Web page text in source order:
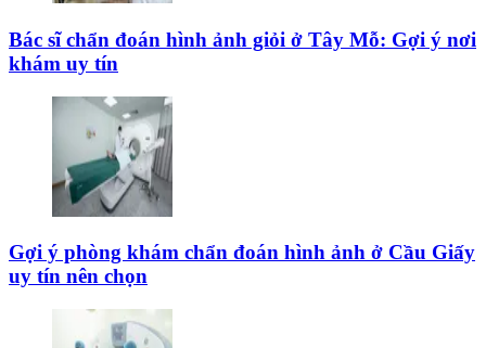
Bác sĩ chẩn đoán hình ảnh giỏi ở Tây Mỗ: Gợi ý nơi
khám uy tín
Gợi ý phòng khám chẩn đoán hình ảnh ở Cầu Giấy
uy tín nên chọn